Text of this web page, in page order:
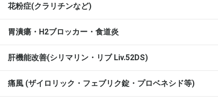
花粉症(クラリチンなど)
胃潰瘍・H2ブロッカー・食道炎
肝機能改善(シリマリン・リブ Liv.52DS)
痛風 (ザイロリック・フェブリク錠・プロベネシド等)